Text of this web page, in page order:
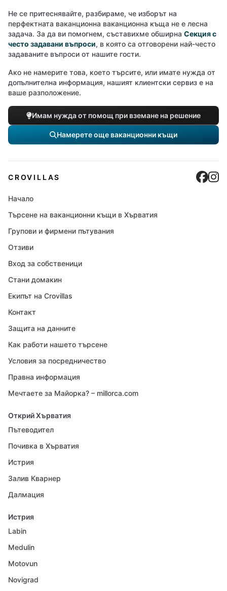
Не се притеснявайте, разбираме, че изборът на
перфектната ваканционна ваканционна къща не е лесна
задача. За да ви помогнем, съставихме обширна Секция с
често задавани въпроси, в която са отговорени най-често
задаваните въпроси от нашите гости.
Ако не намерите това, което търсите, или имате нужда от
допълнителна информация, нашият клиентски сервиз е на
ваше разположение.
Имам нужда от помощ при вземане на решение
Намерете още ваканционни къщи
CROVILLAS
Начало
Търсене на ваканционни къщи в Хърватия
Групови и фирмени пътувания
Отзиви
Вход за собственици
Стани домакин
Екипът на Crovillas
Контакт
Защита на данните
Как работи нашето търсене
Условия за посредничество
Правна информация
Мечтаете за Майорка? – millorca.com
Открий Хърватия
Пътеводител
Почивка в Хърватия
Истрия
Залив Кварнер
Далмация
Истрия
Labin
Medulin
Motovun
Novigrad